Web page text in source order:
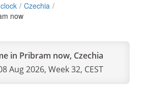
Czechia
now
in Pribram now, Czechia
Aug 2026, Week 32, CEST